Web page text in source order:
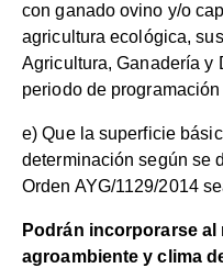
con ganado ovino y/o
agricultura ecológica,
Agricultura, Ganadería y
periodo de
e) Que la superficie
determinación según se
Orden AYG/1129/2014
Podrán incorporarse al
agroambiente y clima